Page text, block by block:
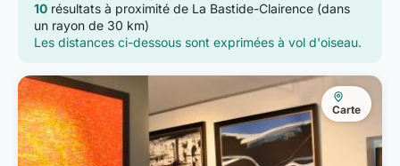
10 résultats à proximité de La Bastide-Clairence (dans
un rayon de 30 km)
Les distances ci-dessous sont exprimées à vol d'oiseau.
Carte